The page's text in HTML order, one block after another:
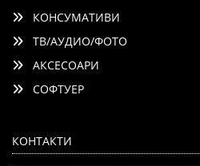
КОНСУМАТИВИ
ТВ/АУДИО/ФОТО
АКСЕСОАРИ
СОФТУЕР
КОНТАКТИ